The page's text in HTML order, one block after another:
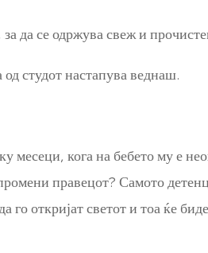
да се одржува свежи
студот настапува веднаш.
месеци, кога на бебето му е
правецот? Самото
го откријат светот и тоа ќе